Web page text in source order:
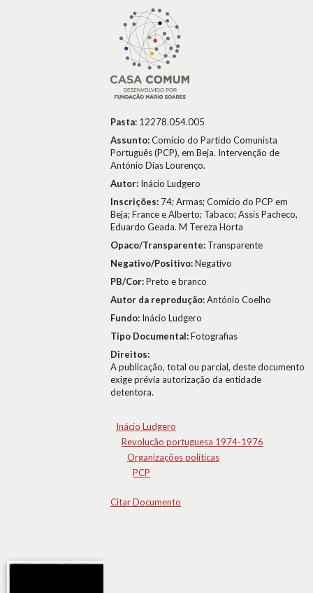
Pasta: 12278.054.005
Assunto:Comício do Partido Comunista
Português (PCP), em Beja. Intervenção de
António Dias Lourenço.
Autor: Inácio Ludgero
Inscrições: 74; Armas; Comício do PCP em
Beja; France e Alberto; Tabaco; Assis Pacheco,
Eduardo Geada. M Tereza Horta
Opaco/Transparente: Transparente
Negativo/Positivo:Negativo
PB/Cor:Preto e branco
Autor da reprodução:António Coelho
Fundo: Inácio Ludgero
Tipo Documental:Fotografias
Direitos:
A publicação, total ou parcial, deste documento
exige prévia autorização da entidade
detentora.
Inácio Ludgero
Revolução portuguesa 1974-1976
Organizações políticas
PCP
Citar Documento